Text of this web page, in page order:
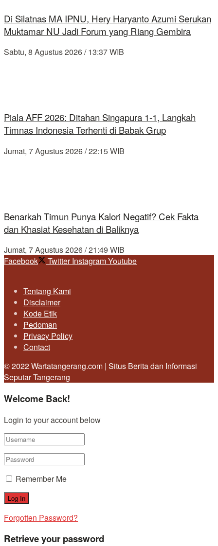
Di Silatnas MA IPNU, Hery Haryanto Azumi Serukan
Muktamar NU Jadi Forum yang Riang Gembira
Sabtu, 8 Agustus 2026 / 13:37 WIB
Piala AFF 2026: Ditahan Singapura 1-1, Langkah
Timnas Indonesia Terhenti di Babak Grup
Jumat, 7 Agustus 2026 / 22:15 WIB
Benarkah Timun Punya Kalori Negatif? Cek Fakta
dan Khasiat Kesehatan di Baliknya
Jumat, 7 Agustus 2026 / 21:49 WIB
Facebook
Twitter InstagramYoutube
Tentang Kami
Disclaimer
Kode Etik
Pedoman
Privacy Policy
Contact
© 2022 Wartatangerang.com | Situs Berita dan Informasi
Seputar Tangerang
Welcome Back!
Login to your account below
Remember Me
Forgotten Password?
Retrieve your password